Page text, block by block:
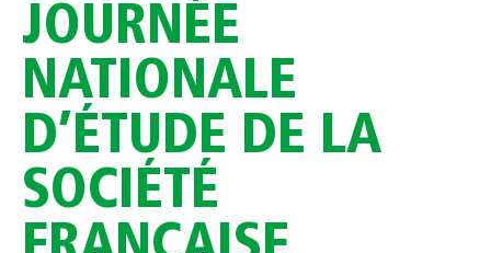
JOURNÉE
NATIONALE
D’ÉTUDE DE LA
SOCIÉTÉ